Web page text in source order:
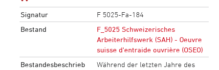
Signatur
F 5025-Fa-184
Bestand
F_5025 Schweizerisches
Arbeiterhilfswerk (SAH) - Oeuvre
suisse d'entraide ouvrière (OSEO)
Bestandesbeschrieb
Während der letzten Jahre des